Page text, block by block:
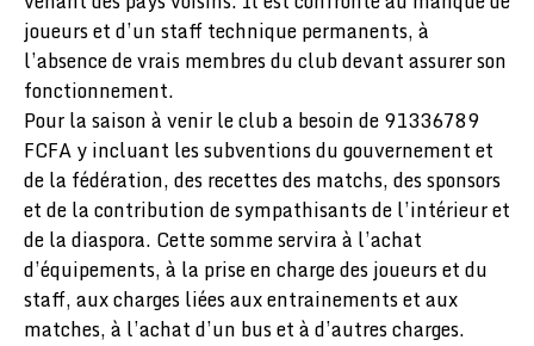
joueurs et d’un staff technique permanents, à
l’absence de vrais membres du club devant assurer son
fonctionnement.
Pour la saison à venir le club a besoin de 91336789
FCFA y incluant les subventions du gouvernement et
de la fédération, des recettes des matchs, des sponsors
et de la contribution de sympathisants de l’intérieur et
de la diaspora. Cette somme servira à l’achat
d’équipements, à la prise en charge des joueurs et du
staff, aux charges liées aux entrainements et aux
matches, à l’achat d’un bus et à d’autres charges.